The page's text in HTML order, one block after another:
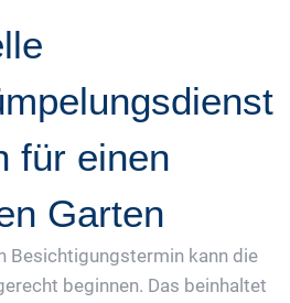
für einen
Garten
Besichtigungstermin kann die
beginnen. Das beinhaltet